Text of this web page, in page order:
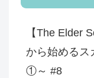
【The Elder
から始めるス
①～ #8